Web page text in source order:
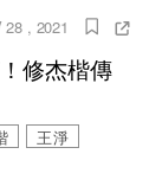
28 , 2021
修杰楷傳
王淨